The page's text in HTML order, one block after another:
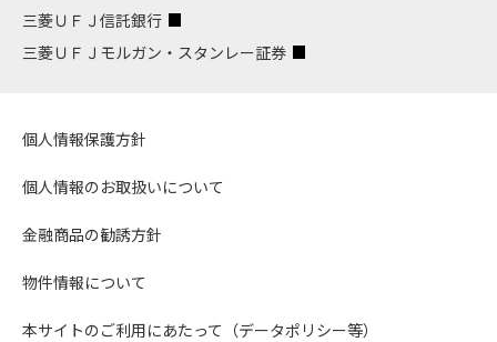
三菱ＵＦＪ信託銀行
三菱ＵＦＪモルガン・スタンレー証券
個人情報保護方針
個人情報のお取扱いについて
金融商品の勧誘方針
物件情報について
本サイトのご利用にあたって（データポリシー等）